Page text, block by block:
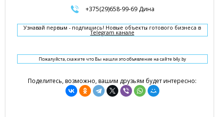
+375(29)658-99-69 Дина
Узнавай первым - подпишись! Новые объекты готового бизнеса в
Telegram канале
Пожалуйста, скажите что Вы нашли это объявление на сайте b4y.by
Поделитесь, возможно, вашим друзьям будет интересно: